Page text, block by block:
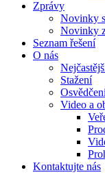
Zprávy
Novinky
Novinky
Seznam řešení
O nás
Stažení
Video a
Kontaktujte nás